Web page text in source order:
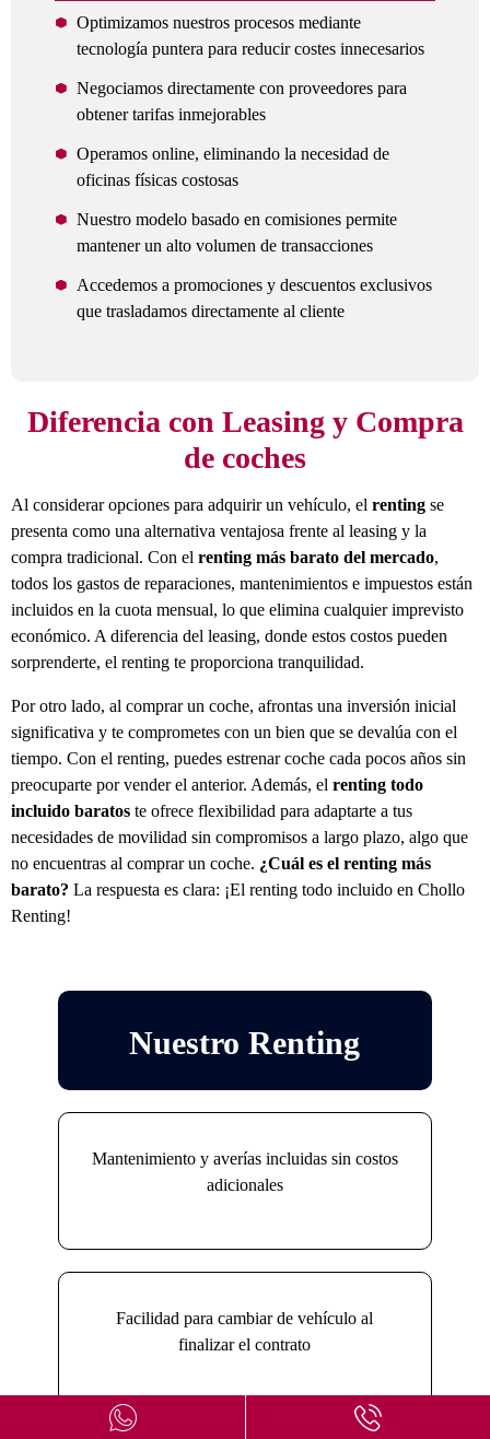
Optimizamos nuestros procesos mediante
tecnología puntera para reducir costes innecesarios
Negociamos directamente con proveedores para
obtener tarifas inmejorables
Operamos online, eliminando la necesidad de
oficinas físicas costosas
Nuestro modelo basado en comisiones permite
mantener un alto volumen de transacciones
Accedemos a promociones y descuentos exclusivos
que trasladamos directamente al cliente
Diferencia con Leasing y Compra
de coches
Al considerar opciones para adquirir un vehículo, el renting se
presenta como una alternativa ventajosa frente al leasing y la
compra tradicional. Con el renting más barato del mercado,
todos los gastos de reparaciones, mantenimientos e impuestos están
incluidos en la cuota mensual, lo que elimina cualquier imprevisto
económico. A diferencia del leasing, donde estos costos pueden
sorprenderte, el renting te proporciona tranquilidad.
Por otro lado, al comprar un coche, afrontas una inversión inicial
significativa y te comprometes con un bien que se devalúa con el
tiempo. Con el renting, puedes estrenar coche cada pocos años sin
preocuparte por vender el anterior. Además, el renting todo
incluido baratos te ofrece flexibilidad para adaptarte a tus
necesidades de movilidad sin compromisos a largo plazo, algo que
no encuentras al comprar un coche. ¿Cuál es el renting más
barato? La respuesta es clara: ¡El renting todo incluido en Chollo
Renting!
Nuestro Renting
Mantenimiento y averías incluidas sin costos
adicionales
Facilidad para cambiar de vehículo al
finalizar el contrato